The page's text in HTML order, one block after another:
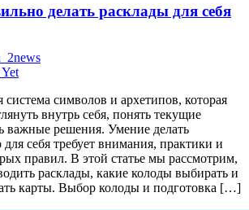
делать расклады для себя
символов и архетипов, которая
внутрь себя, понять текущие
важные решения. Умение делать
себя требует внимания, практики и
правил. В этой статье мы рассмотрим,
расклады, какие колоды выбирать и
карты. Выбор колоды и подготовка […]